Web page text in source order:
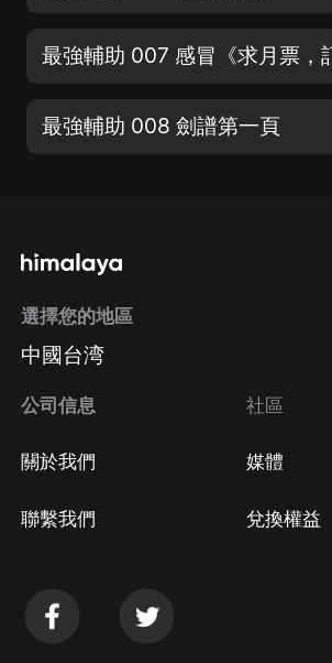
最強輔助 008 劍譜第一頁
選擇您的地區
中國台湾
公司信息
關於我們
聯繫我們
社區
媒體
兌換權益